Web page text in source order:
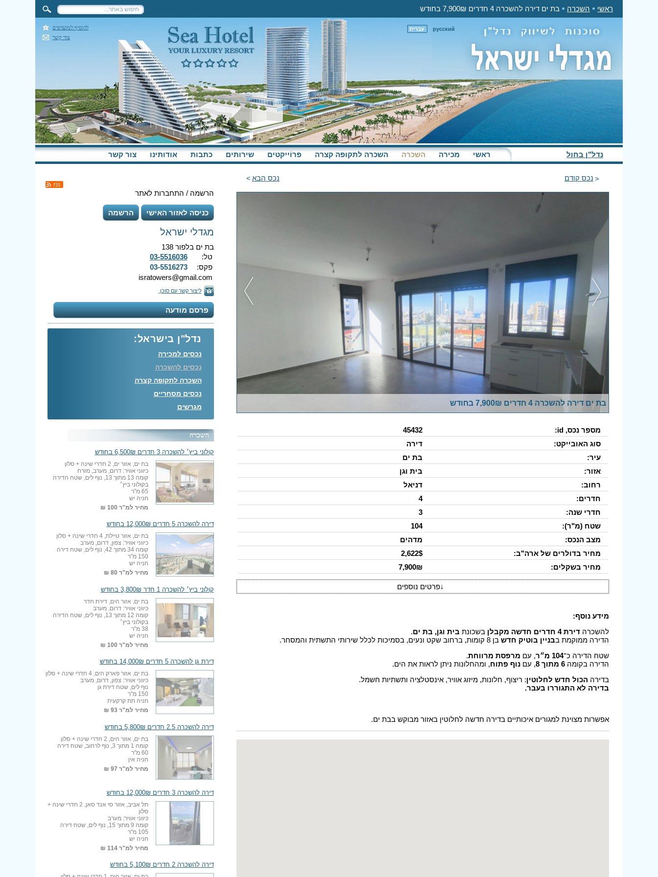
ראשי השכרה בת ים דירה להשכרה 4 חדרים 7,900₪ בחודש
עברית русский
להוסיף למועדפים
צור קשר
נדל"ן בחול ראשי מכירה השכרה השכרה לתקופה קצרה פּרוֹייקטים שירותים כתבות אודותינו צור קשר
נכס קודם נכס הבא
בת ים דירה להשכרה 4 חדרים 7,900₪ בחודש
מספר נכס, id:
45432
סוג האובייקט:
דירה
עיר:
בת ים
אזור:
בית וגן
רחוב:
דניאל
חדרים:
4
חדרי שנה:
3
שטח (מ"ר):
104
מצב הנכס:
מדהים
מחיר בדולרים של ארה"ב:
2,622$
מחיר בשקלים:
7,900₪
↓פרטים נוספים
מידע נוסף:
להשכרה דירת 4 חדרים חדשה מקבלן בשכונת בית וגן, בת ים.
הדירה ממוקמת בבניין בוטיק חדש בן 8 קומות, ברחוב שקט ונעים, בסמיכות לכלל שירותי התשתית והמסחר.
שטח הדירה כ־104 מ״ר , עם מרפסת מרווחת.
הדירה בקומה 6 מתוך 8 , עם נוף פתוח, ומהחלונות ניתן לראות את הים.
בדירה הכול חדש לחלוטין: ריצוף, חלונות, מיזוג אוויר, אינסטלציה ותשתיות חשמל.
בדירה לא התגוררו בעבר.
אפשרות מצוינת למגורים איכותיים בדירה חדשה לחלוטין באזור מבוקש בבת ים.
הרשמה / התחברות לאתר
כניסה לאזור האישי הרשמה
מגדלי ישראל
בת ים בלפור 138
טל:
03-5516036
פקס:
03-5516273
isratowers@gmail.com
ליצור קשר עם סוכן.
פרסם מודעה
נדל"ן בישראל:
נכסים למכירה
נכסים להשכרה
השכרה לתקופה קצרה
נכסים מסחריים
מגרשים
השכרה
קולוני ביץ׳ להשכרה 3 חדרים 6,500₪ בחודש
בת ים, אזור ים, 2 חדרי שינה + סלון
כיווני אוויר: דרום, מערב, מזרח
קומה 13 מתוך 13, נוף לים, שטח הדירה
בקולוני ביץ׳
65 מ"ר
חניה יש
מחיר למ"ר 100 ₪
דירה להשכרה 5 חדרים 12,000₪ בחודש
בת ים, אזור טיילת, 4 חדרי שינה + סלון
כיווני אוויר: צפון, דרום, מערב
קומה 34 מתוך 42, נוף לים, שטח דירה
150 מ"ר
חניה יש
מחיר למ"ר 80 ₪
קולוני ביץ׳ להשכרה 1 חדר 3,800₪ בחודש
בת ים, אזור הים, דירת חדר
כיווני אוויר: דרום, מערב
קומה 12 מתוך 13, נוף לים, שטח הדירה
בקולוני ביץ׳
38 מ"ר
חניה יש
מחיר למ"ר 100 ₪
דירת גן להשכרה 5 חדרים 14,000₪ בחודש
בת ים, אזור פארק הים, 4 חדרי שינה + סלון
כיווני אוויר: צפון, דרום, מערב
נוף לים, שטח דירת גן
150 מ"ר
חניה תת קרקעית
מחיר למ"ר93 ₪
דירה להשכרה 2.5 חדרים 5,800₪ בחודש
בת ים, אזור הים, 2 חדרי שינה + סלון
קומה 1 מתוך 3, נוף לרחוב, שטח דירה
60 מ"ר
חניה אין
מחיר למ"ר 97 ₪
דירה להשכרה 3 חדרים 12,000₪ בחודש
תל אביב, אזור סי אנד סאן, 2 חדרי שינה +
סלון
כיווני אוויר: מערב
קומה 9 מתוך 15, נוף לים, שטח דירה
105 מ"ר
חניה יש
מחיר למ"ר114 ₪
דירה להשכרה 2 חדרים 5,100₪ בחודש